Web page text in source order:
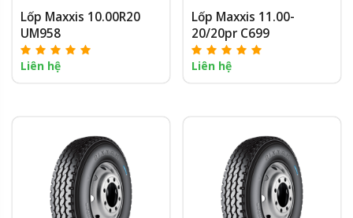
Lốp Maxxis 10.00R20
UM958
Liên hệ
Lốp Maxxis 11.00-
20/20pr C699
Liên hệ